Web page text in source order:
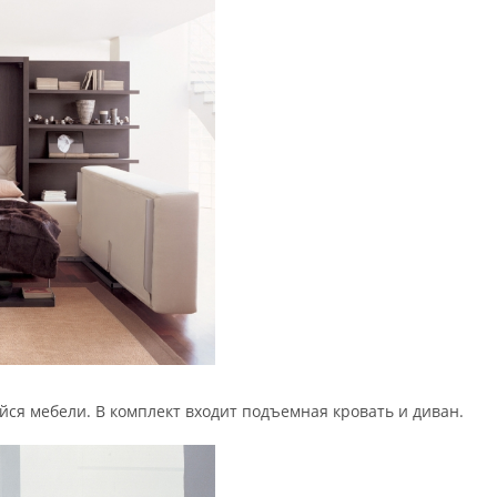
мебели. В комплект входит подъемная кровать и диван.